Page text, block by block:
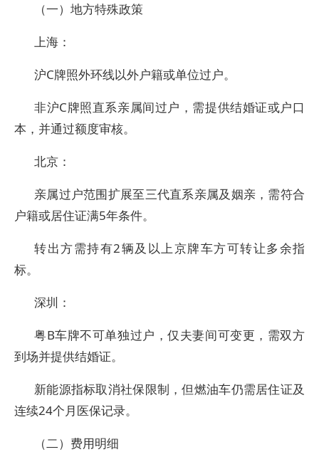
（一）地方特殊政策
上海：
沪C牌照外环线以外户籍或单位过户。
非沪C牌照直系亲属间过户，需提供结婚证或户口
本，并通过额度审核。
北京：
亲属过户范围扩展至三代直系亲属及姻亲，需符合
户籍或居住证满5年条件。
转出方需持有2辆及以上京牌车方可转让多余指
标。
深圳：
粤B车牌不可单独过户，仅夫妻间可变更，需双方
到场并提供结婚证。
新能源指标取消社保限制，但燃油车仍需居住证及
连续24个月医保记录。
（二）费用明细